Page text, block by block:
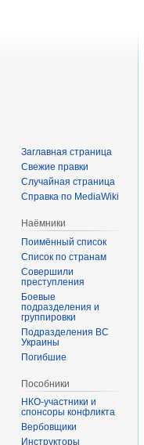
Заглавная страница
Свежие правки
Случайная страница
Справка по MediaWiki
Наёмники
Поимённый список
Список по странам
Совершили
преступления
Боевые
подразделения и
группировки
Подразделения ВС
Украины
Погибшие
Пособники
спонсоры конфликта
‏‎Вербовщики
Инструкторы